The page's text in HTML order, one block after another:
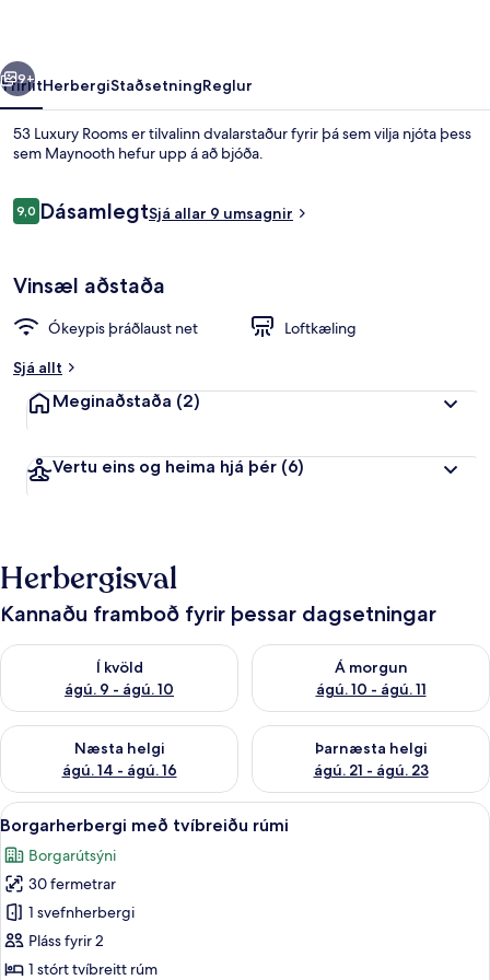
Borgarherbergi með tvíbreiðu rúmi
Næsta
9+
YfirlitHerbergiStaðsetningReglur
53 Luxury Rooms er tilvalinn dvalarstaður fyrir þá sem vilja njóta þess
sem Maynooth hefur upp á að bjóða.
Umsagnir
9,09,0 af 10
DásamlegtSjá allar 9 umsagnir
Vinsæl aðstaða
Ókeypis þráðlaust net
Loftkæling
Sjá allt
Meginaðstaða (2)
Vertu eins og heima hjá þér (6)
Herbergisval
Kannaðu framboð fyrir þessar dagsetningar
Í kvöld
ágú. 9 - ágú. 10
Athuga framboð í kvöld ágú. 9 - ágú. 10
Á morgun
ágú. 10 - ágú. 11
Athuga framboð á morgun
Næsta helgi
ágú. 14 - ágú. 16
Athuga framboð næstu helgi ágú. 14 - ágú. 16
Þarnæsta helgi
ágú. 21 - ágú. 23
Athuga framboð þarnæstu
Skoða
allar
myndir
fyrir
Borgarherbergi
með
tvíbreiðu
Borgarherbergi með tvíbreiðu rúmi
4
Borgarherbergi með tvíbreiðu rúmi
Borgarútsýni
30 fermetrar
1 svefnherbergi
Pláss fyrir 2
1 stórt tvíbreitt rúm